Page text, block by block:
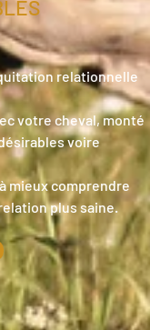
relationnelle
votre cheval, monté
voire
mieux comprendre
plus saine.